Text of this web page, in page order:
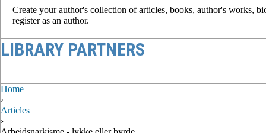
Create your author's collection of articles, books, author's works,
register as an author.
LIBRARY PARTNERS
Home
›
Articles
›